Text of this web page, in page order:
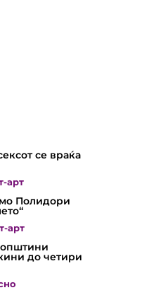
се враќа
арт
Полидори
арт
до четири